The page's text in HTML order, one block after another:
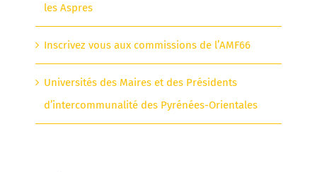
les Aspres
Inscrivez vous aux commissions de l’AMF66
Universités des Maires et des Présidents
d’intercommunalité des Pyrénées-Orientales